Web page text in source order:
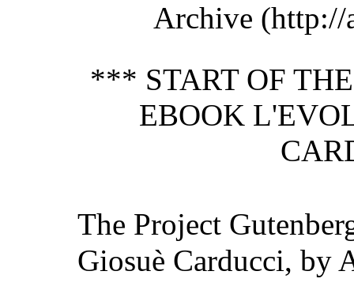
Archive (http://
*** START OF
EBOOK
The Project
Giosuè Carducci, by